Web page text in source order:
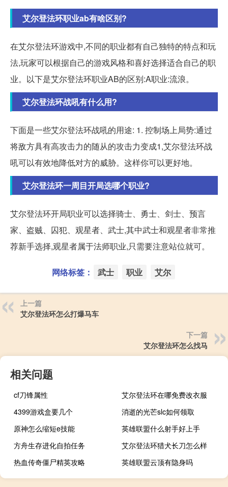
艾尔登法环职业ab有啥区别?
在艾尔登法环游戏中,不同的职业都有自己独特的特点和玩
法,玩家可以根据自己的游戏风格和喜好选择适合自己的职
业。以下是艾尔登法环职业AB的区别:A职业:流浪。
艾尔登法环战吼有什么用?
下面是一些艾尔登法环战吼的用途: 1. 控制场上局势:通过
将敌方具有高攻击力的随从的攻击力变成1,艾尔登法环战
吼可以有效地降低对方的威胁。这样你可以更好地。
艾尔登法环一周目开局选哪个职业?
艾尔登法环开局职业可以选择骑士、勇士、剑士、预言
家、盗贼、囚犯、观星者、武士,其中武士和观星者非常推
荐新手选择,观星者属于法师职业,只需要注意站位就可。
网络标签： 武士 职业 艾尔
上一篇
艾尔登法环怎么打爆马车
下一篇
艾尔登法环怎么找马
相关问题
cf刀锋属性
艾尔登法环在哪免费改衣服
4399游戏盒要几个
消逝的光芒slc如何领取
原神怎么缩短e技能
英雄联盟什么射手好上手
方舟生存进化自拍任务
艾尔登法环猎犬长刀怎么样
热血传奇僵尸精英攻略
英雄联盟云顶有隐身吗